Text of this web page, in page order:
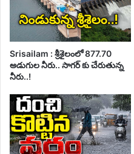
Srisailam : శ్రీశైలంలో 877.70
అడుగుల నీరు.. సాగర్ కు చేరుతున్న
నీరు..!